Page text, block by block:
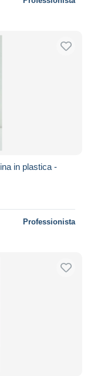
in plastica -
Professionista